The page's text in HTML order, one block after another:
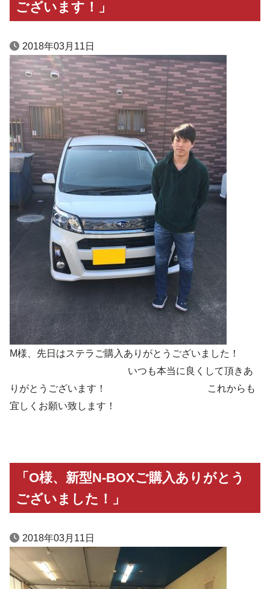
ございます！」
2018年03月11日
M様、先日はステラご購入ありがとうございました！
いつも本当に良くして頂きあ
りがとうございます！ これからも
宜しくお願い致します！
「O様、新型N-BOXご購入ありがとう
ございました！」
2018年03月11日